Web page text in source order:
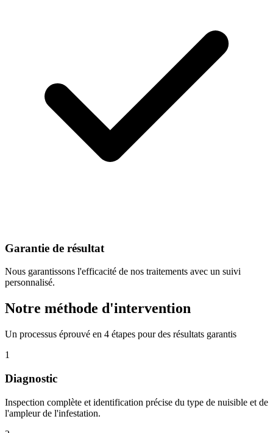
Garantie de résultat
Nous garantissons l'efficacité de nos traitements avec un suivi
personnalisé.
Notre méthode d'intervention
Un processus éprouvé en 4 étapes pour des résultats garantis
1
Diagnostic
Inspection complète et identification précise du type de nuisible et de
l'ampleur de l'infestation.